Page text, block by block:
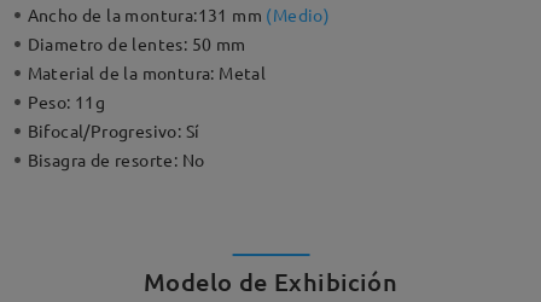
Ancho de la montura:131 mm (Medio)
Diametro de lentes: 50 mm
Material de la montura: Metal
Peso: 11g
Bifocal/Progresivo: Sí
Bisagra de resorte: No
Modelo de Exhibición